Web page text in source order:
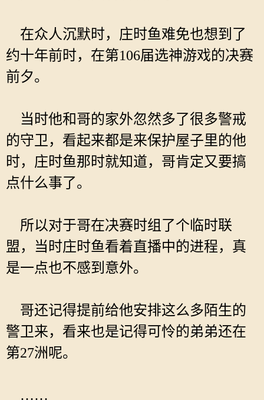
在众人沉默时，庄时鱼难免也想到了
约十年前时，在第106届选神游戏的决赛
前夕。
当时他和哥的家外忽然多了很多警戒
的守卫，看起来都是来保护屋子里的他
时，庄时鱼那时就知道，哥肯定又要搞
点什么事了。
所以对于哥在决赛时组了个临时联
盟，当时庄时鱼看着直播中的进程，真
是一点也不感到意外。
哥还记得提前给他安排这么多陌生的
警卫来，看来也是记得可怜的弟弟还在
第27洲呢。
……